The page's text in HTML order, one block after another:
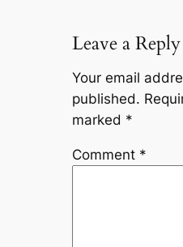
Leave a Reply
Your email
published.
marked *
Comment *